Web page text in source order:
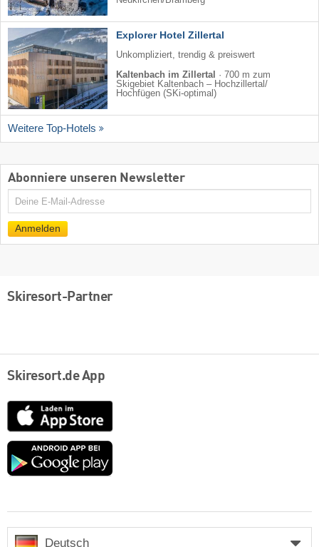
Explorer Hotel Zillertal
Unkompliziert, trendig & preiswert
Kaltenbach im Zillertal · 700 m zum
Skigebiet Kaltenbach – Hochzillertal/​
Hochfügen (SKi-optimal)
Weitere Top-Hotels
Abonniere unseren Newsletter
E-
Anmelden
Skiresort-Partner
Skiresort.de App
App
Store
Google
Deutsch